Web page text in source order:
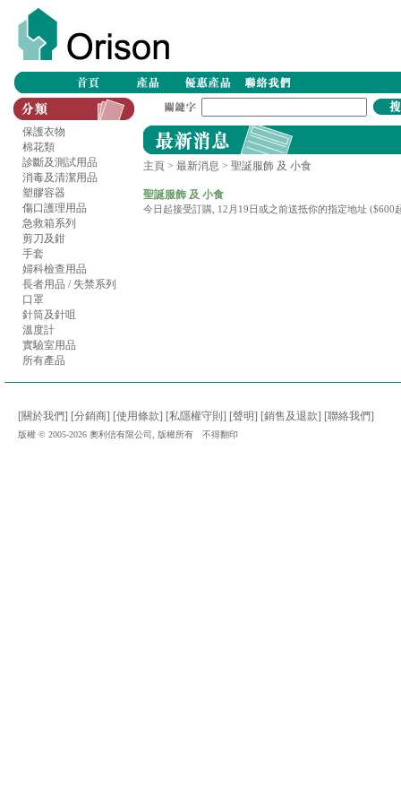
保護衣物
棉花類
診斷及測試用品
消毒及清潔用品
塑膠容器
傷口護理用品
急救箱系列
剪刀及鉗
手套
婦科檢查用品
長者用品 / 失禁系列
口罩
針筒及針咀
溫度計
實驗室用品
所有產品
主頁 > 最新消息 > 聖誕服飾 及 小食
聖誕服飾 及 小食
今日起接受訂購, 12月19日或之前送抵你的指定地址
[關於我們] [分銷商] [使用條款] [私隱權守則] [聲明] [銷售及退款] [聯絡我們]
版權 © 2005-2026 奧利信有限公司, 版權所有 不得翻印